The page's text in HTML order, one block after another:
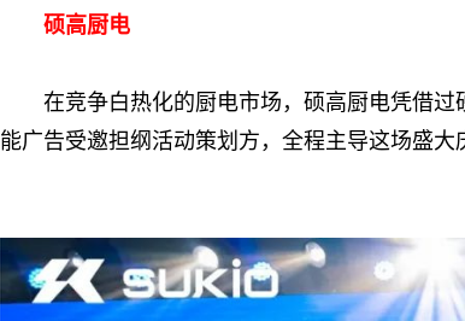
硕高厨电
在竞争白热化的厨电市场，硕高厨电凭借过
能广告受邀担纲活动策划方，全程主导这场盛